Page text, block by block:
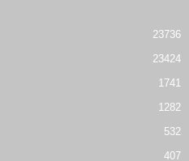
23736
23424
1741
1282
532
407